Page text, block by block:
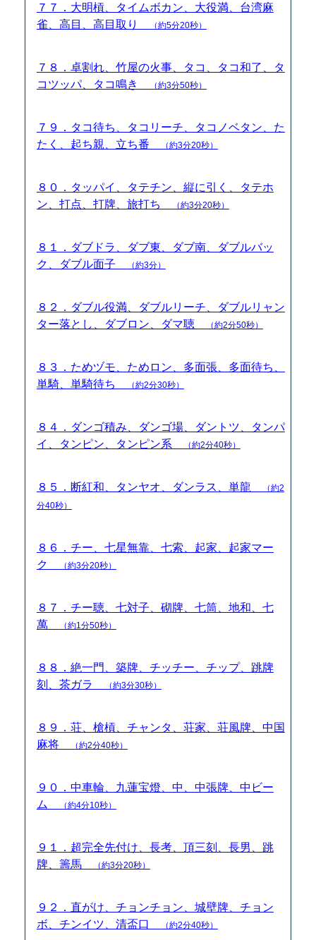
７７．大明槓、タイムボカン、大役満、台湾麻
雀、高目、高目取り
（約5分20秒）
７８．卓割れ、竹屋の火事、タコ、タコ和了、タ
コツッパ、タコ鳴き
（約3分50秒）
７９．タコ待ち、タコリーチ、タコノベタン、た
たく、起ち親、立ち番
（約3分20秒）
８０．タッパイ、タテチン、縦に引く、タテホ
ン、打点、打牌、旅打ち
（約3分20秒）
８１．ダブドラ、ダブ東、ダブ南、ダブルバッ
ク、ダブル面子
（約3分）
８２．ダブル役満、ダブルリーチ、ダブルリャン
ター落とし、ダブロン、ダマ聴
（約2分50秒）
８３．ためヅモ、ためロン、多面張、多面待ち、
単騎、単騎待ち
（約2分30秒）
８４．ダンゴ積み、ダンゴ場、ダントツ、タンパ
イ、タンピン、タンピン系
（約2分40秒）
８５．断紅和、タンヤオ、ダンラス、単龍
（約2
分40秒）
８６．チー、七星無靠、七索、起家、起家マー
ク
（約3分20秒）
８７．チー聴、七対子、砌牌、七筒、地和、七
萬
（約1分50秒）
８８．絶一門、築牌、チッチー、チップ、跳牌
刻、茶ガラ
（約3分30秒）
８９．荘、槍槓、チャンタ、荘家、荘風牌、中国
麻将
（約2分40秒）
９０．中車輪、九蓮宝燈、中、中張牌、中ビー
ム
（約4分10秒）
９１．超完全先付け、長考、頂三刻、長男、跳
牌、籌馬
（約3分20秒）
９２．直がけ、チョンチョン、城壁牌、チョン
ボ、チンイツ、清盃口
（約2分40秒）